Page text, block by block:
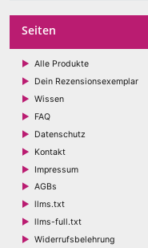
Seiten
Alle Produkte
Dein Rezensionsexemplar
Wissen
FAQ
Datenschutz
Kontakt
Impressum
AGBs
llms.txt
llms-full.txt
Widerrufsbelehrung